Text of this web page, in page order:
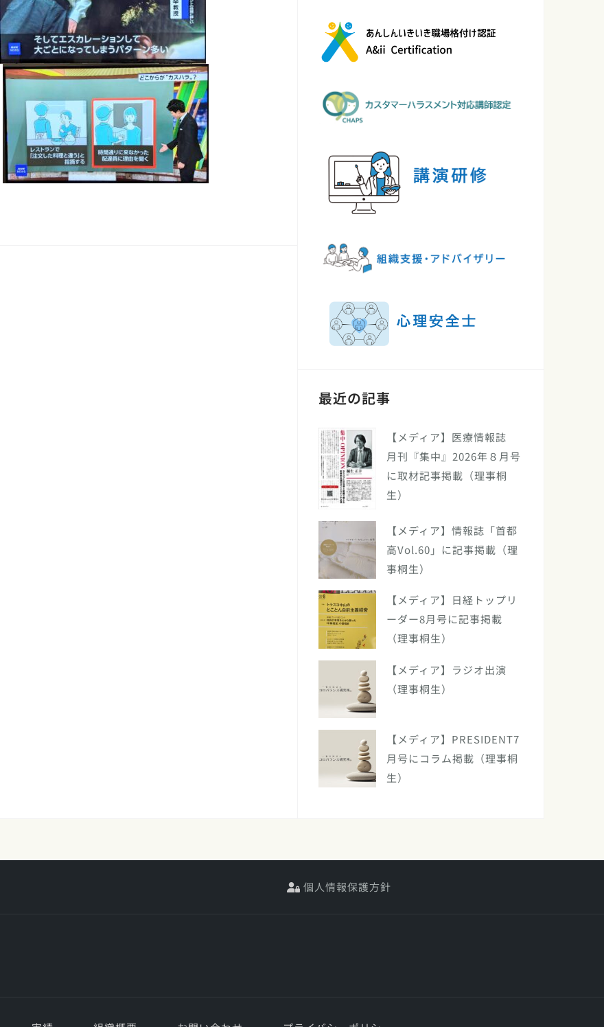
最近の記事
【メディア】医療情報誌
月刊『集中』2026年８月号
に取材記事掲載（理事桐
生）
【メディア】情報誌「首都
高Vol.60」に記事掲載（理
事桐生）
【メディア】日経トップリ
ーダー8月号に記事掲載
（理事桐生）
【メディア】ラジオ出演
（理事桐生）
【メディア】PRESIDENT7
月号にコラム掲載（理事桐
生）
個人情報保護方針